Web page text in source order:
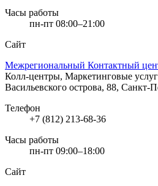
Часы работы
пн-пт 08:00–21:00
Сайт
Межрегиональный Контактный
Колл-центры, Маркетинговые
Васильевского острова, 88, Санкт-
Телефон
+7 (812) 213-68-36
Часы работы
пн-пт 09:00–18:00
Сайт